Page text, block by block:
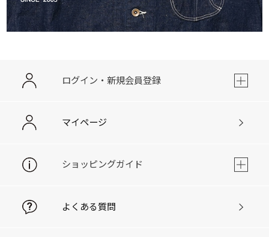
ログイン・新規会員登録
マイページ
ショッピングガイド
よくある質問